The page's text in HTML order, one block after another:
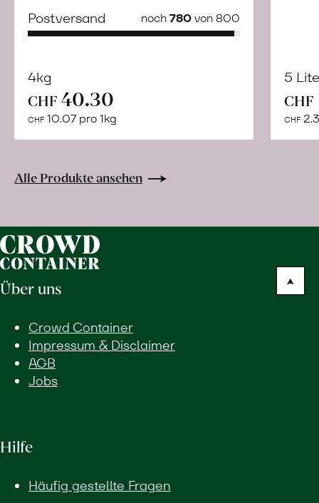
Postversand noch780von 800
4kg
CHF 40.30
CHF 10.07 pro 1kg
Frische
Maracujas
5
CHF
CHF
Alle Produkte ansehen
Über uns
Crowd Container
Impressum & Disclaimer
AGB
Jobs
Hilfe
Häufig gestellte Fragen